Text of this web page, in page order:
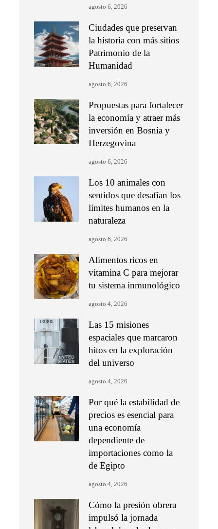
agosto 6, 2026
Ciudades que preservan
la historia con más sitios
Patrimonio de la
Humanidad
agosto 6, 2026
Propuestas para fortalecer
la economía y atraer más
inversión en Bosnia y
Herzegovina
agosto 6, 2026
Los 10 animales con
sentidos que desafían los
límites humanos en la
naturaleza
agosto 6, 2026
Alimentos ricos en
vitamina C para mejorar
tu sistema inmunológico
agosto 4, 2026
Las 15 misiones
espaciales que marcaron
hitos en la exploración
del universo
agosto 4, 2026
Por qué la estabilidad de
precios es esencial para
una economía
dependiente de
importaciones como la
de Egipto
agosto 4, 2026
Cómo la presión obrera
impulsó la jornada